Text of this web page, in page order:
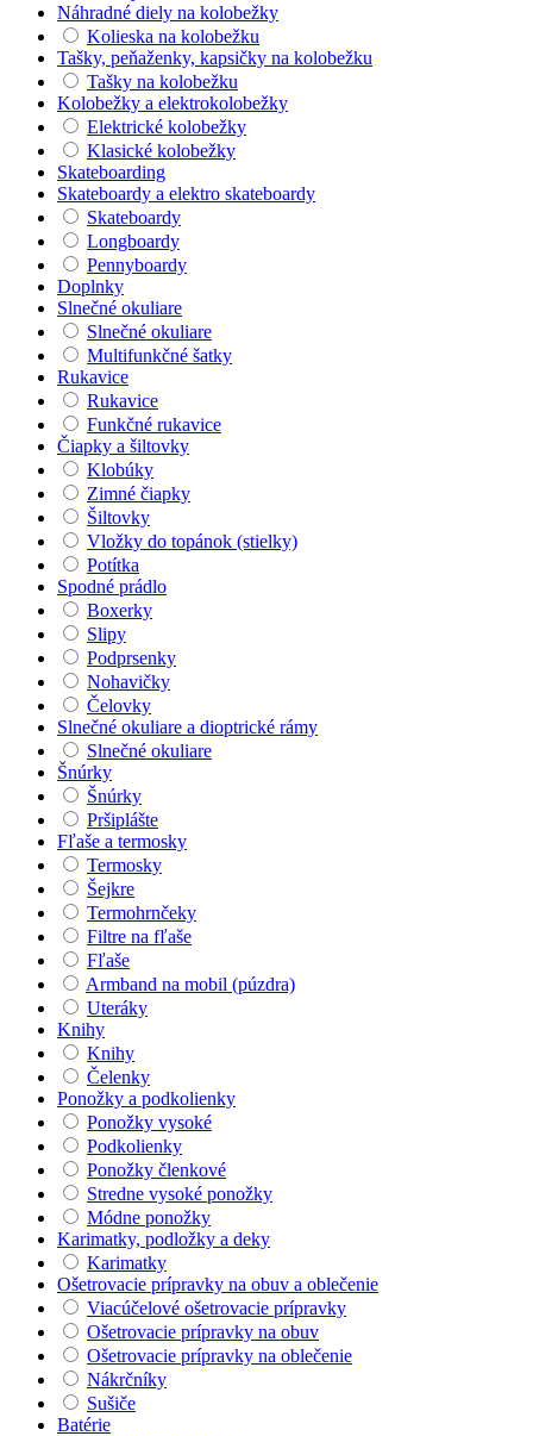
Náhradné diely na kolobežky
Kolieska na kolobežku
Tašky, peňaženky, kapsičky na kolobežku
Tašky na kolobežku
Kolobežky a elektrokolobežky
Elektrické kolobežky
Klasické kolobežky
Skateboarding
Skateboardy a elektro skateboardy
Skateboardy
Longboardy
Pennyboardy
Doplnky
Slnečné okuliare
Slnečné okuliare
Multifunkčné šatky
Rukavice
Rukavice
Funkčné rukavice
Čiapky a šiltovky
Klobúky
Zimné čiapky
Šiltovky
Vložky do topánok (stielky)
Potítka
Spodné prádlo
Boxerky
Slipy
Podprsenky
Nohavičky
Čelovky
Slnečné okuliare a dioptrické rámy
Slnečné okuliare
Šnúrky
Šnúrky
Pršiplášte
Fľaše a termosky
Termosky
Šejkre
Termohrnčeky
Filtre na fľaše
Fľaše
Armband na mobil (púzdra)
Uteráky
Knihy
Knihy
Čelenky
Ponožky a podkolienky
Ponožky vysoké
Podkolienky
Ponožky členkové
Stredne vysoké ponožky
Módne ponožky
Karimatky, podložky a deky
Karimatky
Ošetrovacie prípravky na obuv a oblečenie
Viacúčelové ošetrovacie prípravky
Ošetrovacie prípravky na obuv
Ošetrovacie prípravky na oblečenie
Nákrčníky
Sušiče
Batérie